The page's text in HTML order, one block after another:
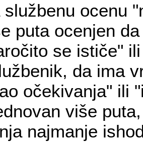
službenu ocenu
puta ocenjen
se ističe"
da ima
očekivanja" ili
više
najmanje